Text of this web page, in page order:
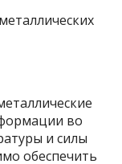
во
и силы
обеспечить